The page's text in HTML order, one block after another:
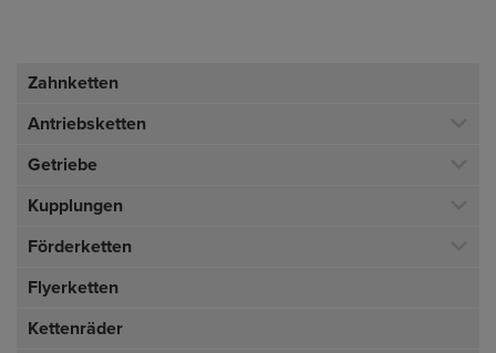
Zahnketten
Antriebsketten
Getriebe
Kupplungen
Förderketten
Flyerketten
Kettenräder